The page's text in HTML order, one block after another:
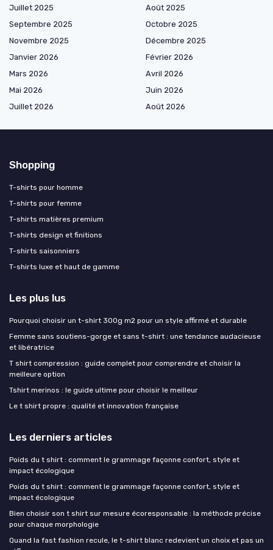
Juillet 2025
Août 2025
Septembre 2025
Octobre 2025
Novembre 2025
Décembre 2025
Janvier 2026
Février 2026
Mars 2026
Avril 2026
Mai 2026
Juin 2026
Juillet 2026
Août 2026
Shopping
T-shirts pour homme
T-shirts pour femme
T-shirts matières premium
T-shirts design et finitions
T-shirts saisonniers
T-shirts luxe et haut de gamme
Les plus lus
Pourquoi choisir un t-shirt 300g m2 pour un style affirmé et durable
Femme sans soutiens-gorge et sans t-shirt : une tendance audacieuse
et libératrice
T shirt compression : guide complet pour comprendre et choisir la
meilleure option
Tshirt merinos : le guide ultime pour choisir le meilleur
Le t shirt propre : qualité et innovation française
Les derniers articles
Poids du t shirt : comment le grammage façonne confort, style et
impact écologique
Poids du t shirt : comment le grammage façonne confort, style et
impact écologique
Bien choisir son t shirt sur mesure écoresponsable : la méthode précise
pour chaque morphologie
Quand la fast fashion recule, le t-shirt blanc redevient un choix et pas un